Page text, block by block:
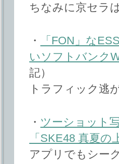
ちなみに京セラ
・
「FON」な
いソフトバンク
記）
トラフィック逃
・ ツーショット
「SKE48 真夏
アプリでもシー